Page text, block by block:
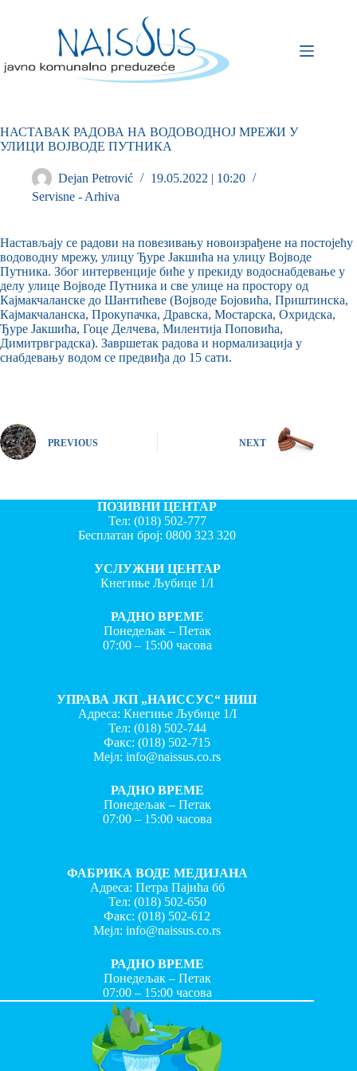
НАСТАВАК РАДОВА НА ВОДОВОДНОЈ МРЕЖИ У
УЛИЦИ ВОЈВОДЕ ПУТНИКА
Dejan Petrović
19.05.2022 | 10:20
Servisne - Arhiva
Настављају се радови на повезивању новоизрађене на постојећу
водоводну мрежу, улицу Ђуре Јакшића на улицу Војводе
Путника. Због интервенције биће у прекиду водоснабдевање у
делу улице Војводе Путника и све улице на простору од
Кајмакчаланске до Шантићеве (Војводе Бојовића, Приштинска,
Кајмакчаланска, Прокупачка, Дравска, Мостарска, Охридска,
Ђуре Јакшића, Гоце Делчева, Милентија Поповића,
Димитрвградска). Завршетак радова и нормализација у
снабдевању водом се предвиђа до 15 сати.
PREVIOUS NEXT
ПОЗИВНИ ЦЕНТАР
Тел: (018) 502-777
Бесплатан број:0800 323 320
УСЛУЖНИ ЦЕНТАР
Кнегиње Љубице 1/I
РАДНО ВРЕМЕ
Понедељак – Петак
07:00 – 15:00 часова
УПРАВА ЈКП „НАИССУС“ НИШ
Адреса: Кнегиње Љубице 1/I
Тел: (018) 502-744
Факс:(018) 502-715
Мејл:info@naissus.co.rs
РАДНО ВРЕМЕ
Понедељак – Петак
07:00 – 15:00 часова
ФАБРИКА ВОДЕ МЕДИЈАНА
Адреса: Петра Пајића бб
Тел: (018) 502-650
Факс:(018) 502-612
Мејл:info@naissus.co.rs
РАДНО ВРЕМЕ
Понедељак – Петак
07:00 – 15:00 часова